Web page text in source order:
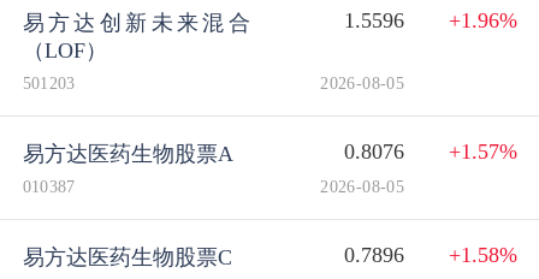
易方达创新未来混合
（LOF）
1.5596 +1.96%
501203 2026-08-05
易方达医药生物股票A 0.8076 +1.57%
010387 2026-08-05
易方达医药生物股票C 0.7896 +1.58%